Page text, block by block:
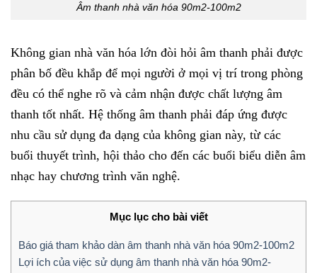
Âm thanh nhà văn hóa 90m2-100m2
Không gian nhà văn hóa lớn đòi hỏi âm thanh phải được
phân bố đều khắp để mọi người ở mọi vị trí trong phòng
đều có thể nghe rõ và cảm nhận được chất lượng âm
thanh tốt nhất. Hệ thống âm thanh phải đáp ứng được
nhu cầu sử dụng đa dạng của không gian này, từ các
buổi thuyết trình, hội thảo cho đến các buổi biểu diễn âm
nhạc hay chương trình văn nghệ.
Mục lục cho bài viết
Báo giá tham khảo dàn âm thanh nhà văn hóa 90m2-100m2
Lợi ích của việc sử dụng âm thanh nhà văn hóa 90m2-